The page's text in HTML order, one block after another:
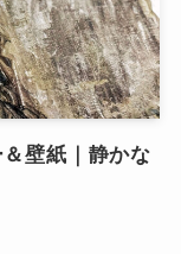
壁紙｜静かな